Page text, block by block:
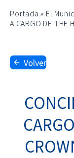
Portada » El
A CARGO DE THE
Volver